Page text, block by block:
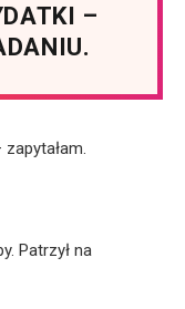
–
Patrzył na